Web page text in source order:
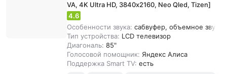
VA, 4K Ultra HD, 3840х2160, Neo Qled, Tizen]
4.6
Особенности звука: сабвуфер, объемное
Тип устройства: LCD телевизор
Диагональ: 85"
Голосовой помощник: Яндекс Алиса
Поддержка Smart TV: есть